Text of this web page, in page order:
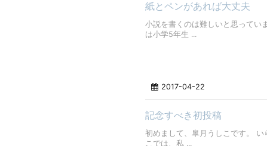
紙とペンがあれば大丈夫
小説を書くのは難しいと思ってい
は小学5年生 ...
2017-04-22
記念すべき初投稿
初めまして、皐月うしこです。
こでは、私 ...